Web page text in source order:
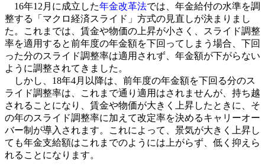
16年12月に成立した年金改革法では、年金給付の水準を調
整する「 マクロ経済スライド 」方式の見直しが決まりまし
た。これまでは、賃金や物価の上昇が小さく、
スライド調整
率を適用すると前年度の年金額を下回ってしまう場合、下回
った分のスライド調整率は適用されず、年金額が下がらない
ように調整されてきました。
しかし、18年4月以降は、前年度の年金額を下回る分のス
ライド調整率は、これまで通り適用はされませんが、持ち越
されることになり、賃金や物価が大きく上昇したときに、そ
の年のスライド調整率に加えて改定率を決めるキャリーオー
バー制が導入されます。これによって、景気が大きく上昇し
ても年金支給額はこれまでのようには上がらず、低く抑えら
れることになります。